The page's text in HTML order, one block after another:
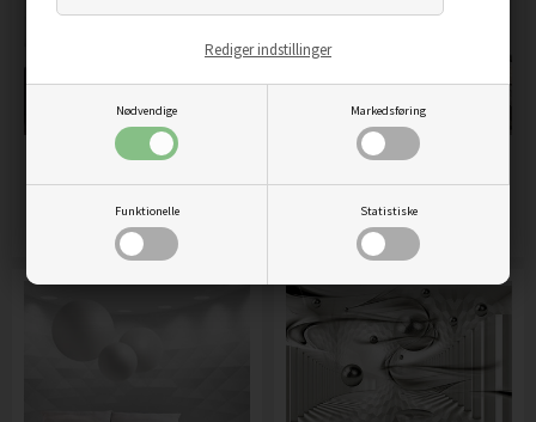
Nødvendige Markedsføring
Funktionelle Statistiske
Rediger indstillinger
219,00DKK
Pris219,00